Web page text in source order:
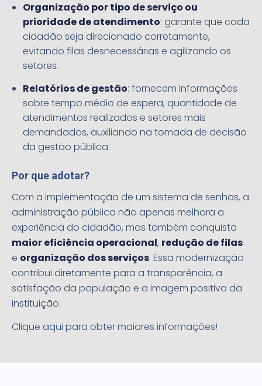
Organização por tipo de serviço ou
prioridade de atendimento: garante que cada
cidadão seja direcionado corretamente,
evitando filas desnecessárias e agilizando os
setores.
Relatórios de gestão: fornecem informações
sobre tempo médio de espera, quantidade de
atendimentos realizados e setores mais
demandados, auxiliando na tomada de decisão
da gestão pública.
Por que adotar?
Com a implementação de um sistema de senhas, a
administração pública não apenas melhora a
experiência do cidadão, mas também conquista
maior eficiência operacional, redução de filas
e organização dos serviços. Essa modernização
contribui diretamente para a transparência, a
satisfação da população e a imagem positiva da
instituição.
Clique aqui para obter maiores informações!